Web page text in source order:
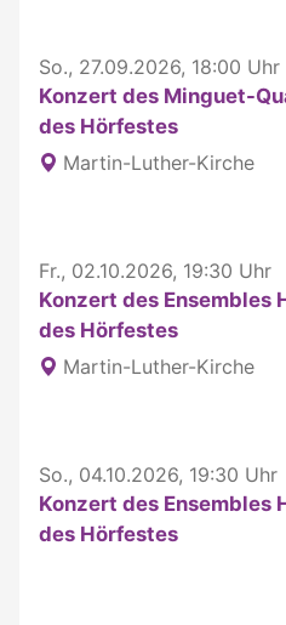
So., 27.09.2026, 18:00 Uhr
Konzert des Minguet-
des Hörfestes
Martin-Luther-Kirche
Fr., 02.10.2026, 19:30 Uhr
Konzert des Ensembles
des Hörfestes
Martin-Luther-Kirche
So., 04.10.2026, 19:30 Uhr
Konzert des Ensembles
des Hörfestes